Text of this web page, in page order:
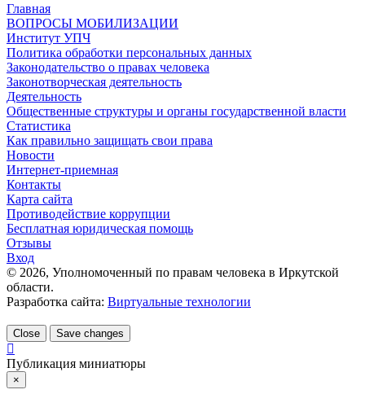
Главная
ВОПРОСЫ МОБИЛИЗАЦИИ
Институт УПЧ
Политика обработки персональных данных
Законодательство о правах человека
Законотворческая деятельность
Деятельность
Общественные структуры и органы государственной власти
Статистика
Как правильно защищать свои права
Новости
Интернет-приемная
Контакты
Карта сайта
Противодействие коррупции
Бесплатная юридическая помощь
Отзывы
Вход
© 2026, Уполномоченный по правам человека в Иркутской
области.
Разработка сайта: Виртуальные технологии
Close Save changes
Публикация миниатюры
×